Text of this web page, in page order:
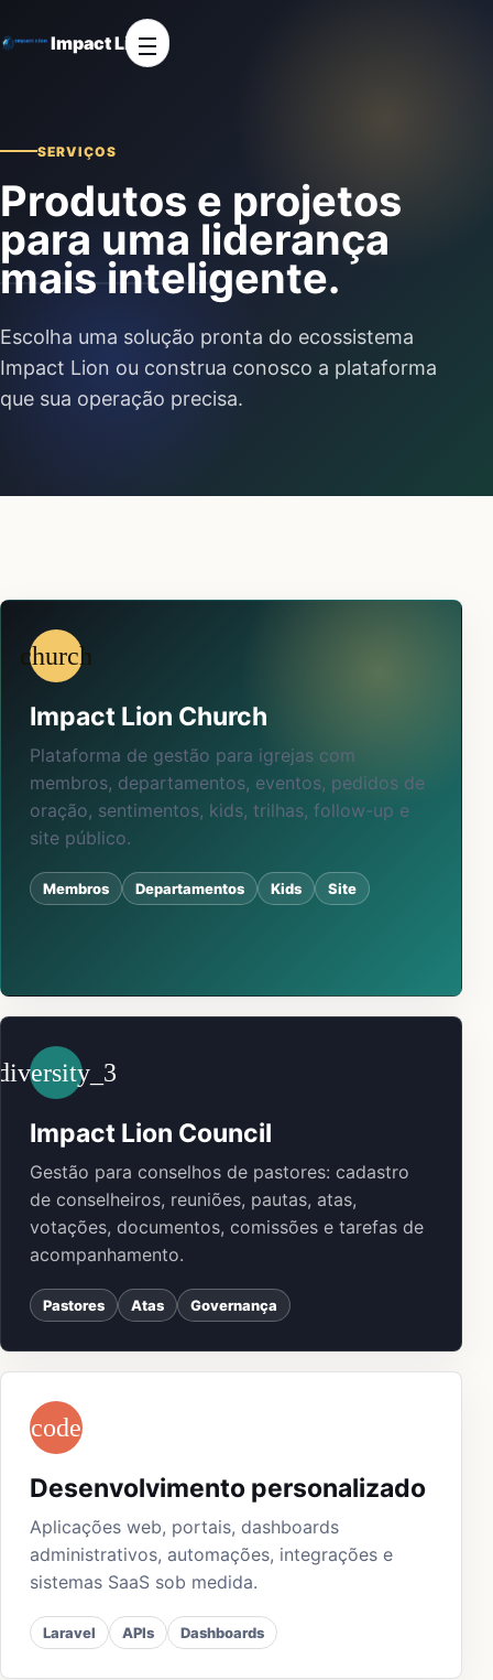
Impact Lion
SERVIÇOS
Produtos e projetos
para uma liderança
mais inteligente.
Escolha uma solução pronta do ecossistema
Impact Lion ou construa conosco a plataforma
que sua operação precisa.
church
Impact Lion Church
Plataforma de gestão para igrejas com
membros, departamentos, eventos, pedidos de
oração, sentimentos, kids, trilhas, follow-up e
site público.
Membros Departamentos Kids Site
Impact Lion Council
Gestão para conselhos de pastores: cadastro
de conselheiros, reuniões, pautas, atas,
votações, documentos, comissões e tarefas de
acompanhamento.
Pastores Atas Governança
code
Desenvolvimento personalizado
Aplicações web, portais, dashboards
administrativos, automações, integrações e
sistemas SaaS sob medida.
Laravel APIs Dashboards